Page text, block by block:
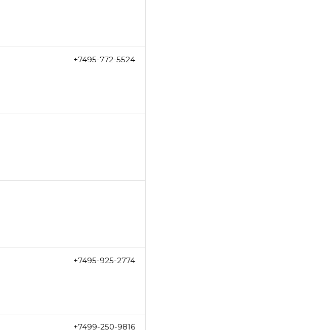
+7495-772-5524
+7495-925-2774
+7499-250-9816